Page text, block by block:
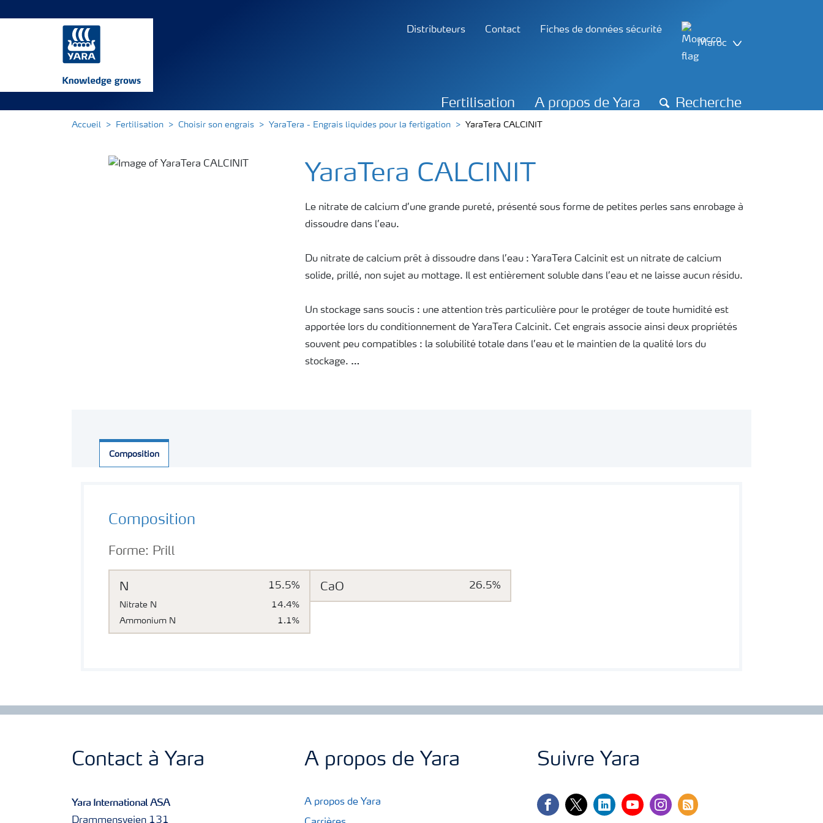
Distributeurs Contact
Fiches de données sécurité
Maroc
Fertilisation A propos de Yara Recherche
Accueil Fertilisation Choisir son engrais YaraTera - Engrais liquides pour la fertigation YaraTera CALCINIT
YaraTera CALCINIT
Le nitrate de calcium d’une grande pureté, présenté sous forme de petites perles sans enrobage à
dissoudre dans l’eau.
Du nitrate de calcium prêt à dissoudre dans l’eau : YaraTera Calcinit est un nitrate de calcium
solide, prillé, non sujet au mottage. Il est entièrement soluble dans l’eau et ne laisse aucun résidu.
Un stockage sans soucis : une attention très particulière pour le protéger de toute humidité est
apportée lors du conditionnement de YaraTera Calcinit. Cet engrais associe ainsi deux propriétés
souvent peu compatibles : la solubilité totale dans l’eau et le maintien de la qualité lors du
stockage.
Composition
Composition
N 15.5%
Nitrate N
14.4%
Ammonium N
1.1%
CaO 26.5%
Forme: Prill
Contact à Yara
Yara International ASA
Drammensveien 131
A propos de Yara
A propos de Yara
Suivre Yara
facebooktwitterlinkedinyoutubeinstagram
rss